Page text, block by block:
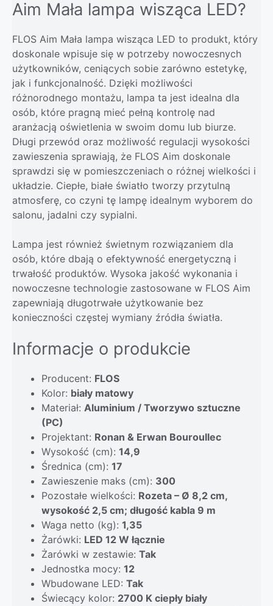
Aim Mała lampa wisząca LED?
FLOS Aim Mała lampa wisząca LED to produkt, który
doskonale wpisuje się w potrzeby nowoczesnych
użytkowników, ceniących sobie zarówno estetykę,
jak i funkcjonalność. Dzięki możliwości
różnorodnego montażu, lampa ta jest idealna dla
osób, które pragną mieć pełną kontrolę nad
aranżacją oświetlenia w swoim domu lub biurze.
Długi przewód oraz możliwość regulacji wysokości
zawieszenia sprawiają, że FLOS Aim doskonale
sprawdzi się w pomieszczeniach o różnej wielkości i
układzie. Ciepłe, białe światło tworzy przytulną
atmosferę, co czyni tę lampę idealnym wyborem do
salonu, jadalni czy sypialni.
Lampa jest również świetnym rozwiązaniem dla
osób, które dbają o efektywność energetyczną i
trwałość produktów. Wysoka jakość wykonania i
nowoczesne technologie zastosowane w FLOS Aim
zapewniają długotrwałe użytkowanie bez
konieczności częstej wymiany źródła światła.
Informacje o produkcie
Producent: FLOS
Kolor: biały matowy
Materiał: Aluminium / Tworzywo sztuczne
(PC)
Projektant: Ronan & Erwan Bouroullec
Wysokość (cm): 14,9
Średnica (cm): 17
Zawieszenie maks (cm): 300
Pozostałe wielkości: Rozeta – Ø 8,2 cm,
wysokość 2,5 cm; długość kabla 9 m
Waga netto (kg): 1,35
Żarówki: LED 12 W łącznie
Żarówki w zestawie: Tak
Jednostka mocy: 12
Wbudowane LED: Tak
Świecący kolor: 2700 K ciepły biały